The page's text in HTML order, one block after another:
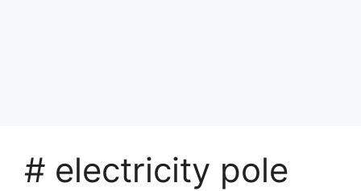
# electricity pole